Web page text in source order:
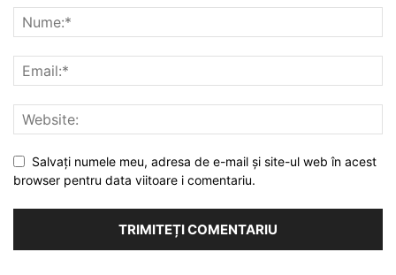
Salvați numele meu, adresa de e-mail și site-ul web în acest
browser pentru data viitoare i comentariu.